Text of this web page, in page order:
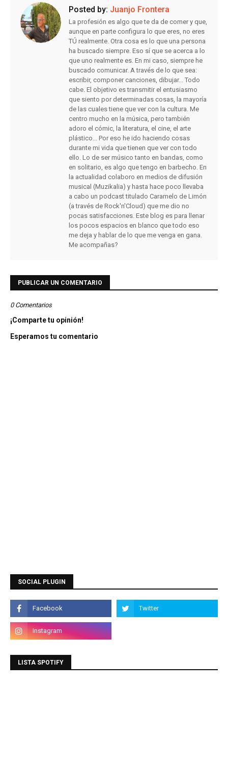
Posted by: Juanjo Frontera
La profesión es algo que te da de comer y que,
aunque en parte configura lo que eres, no eres
TÚ realmente. Otra cosa es lo que una persona
ha buscado siempre. Eso sí que se acerca a lo
que uno realmente es. En mi caso, siempre he
buscado comunicar. A través de lo que sea:
escribir, componer canciones, dibujar... Todo
cabe. El objetivo es transmitir el entusiasmo
que siento por determinadas cosas, la mayoría
de las cuales tiene que ver con la cultura. Me
centro mucho en la música, pero también
adoro el cómic, la literatura, el cine, el arte
plástico... Por eso he ido haciendo cosas
durante mi vida que tienen que ver con todo
ello. Lo de ser músico tanto en bandas, como
en solitario, es algo que tengo en barbecho. En
la actualidad colaboro en medios de difusión
musical (Muzikalia) y hasta hace poco llevaba
a cabo un podcast titulado Caramelo de Limón
(a través de Rock'n'Cloud) que me dio no
pocas satisfacciones. Este blog es para llenar
los pocos espacios en blanco que todo eso
me deja y hablar de lo que me venga en gana.
Me acompañas?
PUBLICAR UN COMENTARIO
0 Comentarios
¡Comparte tu opinión!
Esperamos tu comentario
SOCIAL PLUGIN
LISTA SPOTIFY